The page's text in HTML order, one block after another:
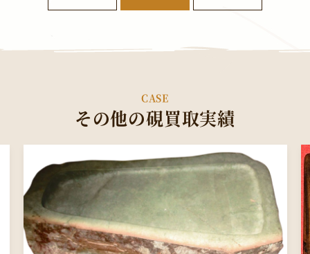
CASE
その他の硯買取実績